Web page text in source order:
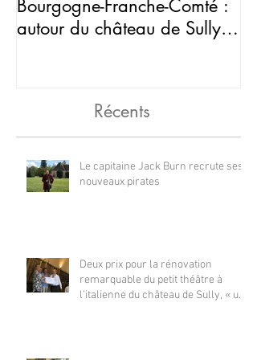
Bourgogne-Franche-Comté :
autour du château de Sully,
Récents
Le capitaine Jack Burn recrute ses
nouveaux pirates
Deux prix pour la rénovation
remarquable du petit théâtre à
l’italienne du château de Sully, « un